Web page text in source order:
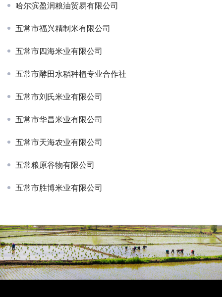
哈尔滨盈润粮油贸易有限公司
五常市福兴精制米有限公司
五常市四海米业有限公司
五常市酵田水稻种植专业合作社
五常市刘氏米业有限公司
五常市华昌米业有限公司
五常市天海农业有限公司
五常粮原谷物有限公司
五常市胜博米业有限公司